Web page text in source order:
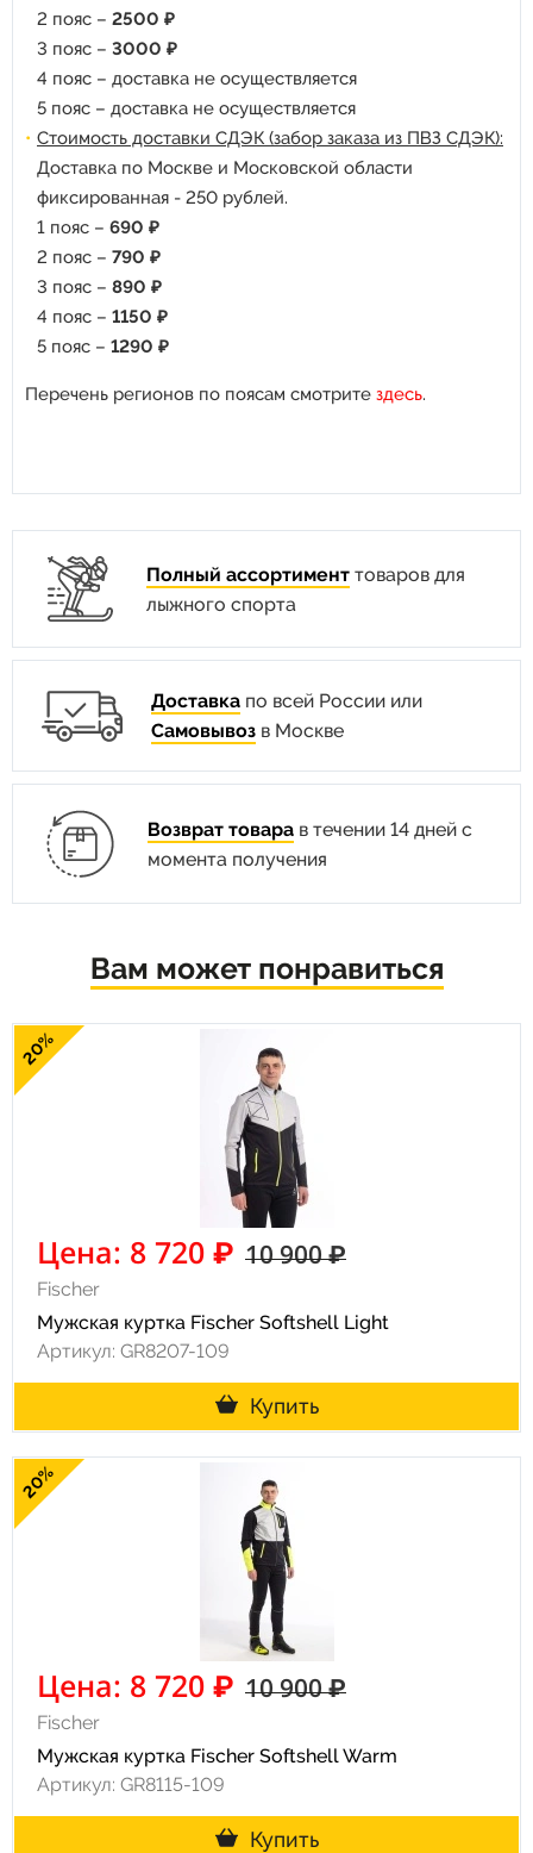
2 пояс – 2500 ₽
3 пояс – 3000 ₽
4 пояс – доставка не осуществляется
5 пояс – доставка не осуществляется
Стоимость доставки СДЭК (забор заказа из ПВЗ СДЭК):
Доставка по Москве и Московской области
фиксированная - 250 рублей.
1 пояс – 690 ₽
2 пояс – 790 ₽
3 пояс – 890 ₽
4 пояс – 1150 ₽
5 пояс – 1290 ₽
Перечень регионов по поясам смотрите здесь.
Полный ассортимент товаров для
лыжного спорта
Доставка по всей России или
Самовывоз в Москве
Возврат товарав течении 14 дней с
момента получения
Вам может понравиться
20%
Цена: 8 720 ₽ 10 900 ₽
Fischer
Мужская куртка Fischer Softshell Light
Артикул: GR8207-109
Купить
20%
Цена: 8 720 ₽ 10 900 ₽
Fischer
Мужская куртка Fischer Softshell Warm
Артикул: GR8115-109
Купить